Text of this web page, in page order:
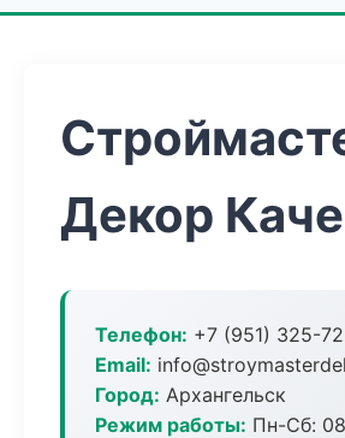
Декор
Телефон: +7 (951) 325-
Email:
Город: Архангельск
Режим работы: Пн-Сб: